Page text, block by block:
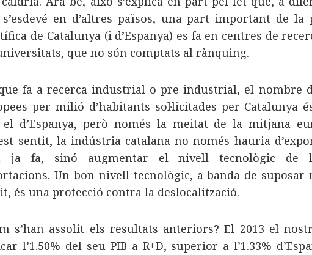
en d’altres països, una part important de la
de Catalunya (i d’Espanya) es fa en centres de
que no són comptats al rànquing.
fa a recerca industrial o pre-industrial, el nombre
per milió d’habitants sol·licitades per Catalunya
el d’Espanya, però només la meitat de la mitjana
sentit, la indústria catalana no només hauria
ja fa, sinó augmentar el nivell tecnològic de
Un bon nivell tecnològic, a banda de suposar
és una protecció contra la deslocalització.
s’han assolit els resultats anteriors? El 2013 el
l’1.50% del seu PIB a R+D, superior a l’1.33%